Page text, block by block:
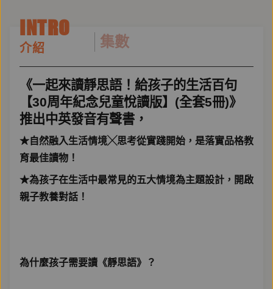
INTRO
介紹 集數
《一起來讀靜思語！給孩子的生活百句
【30周年紀念兒童悅讀版】(全套5冊)》
推出中英發音有聲書，
★自然融入生活情境╳思考從實踐開始，是落實品格教
育最佳讀物！
★為孩子在生活中最常見的五大情境為主題設計，開啟
親子教養對話！
為什麼孩子需要讀《靜思語》？